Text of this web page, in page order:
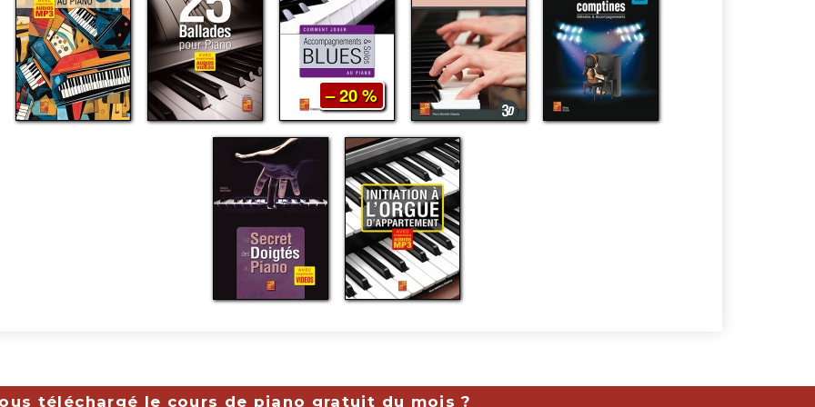
– 20 %
téléchargé le cours de piano gratuit du mois ?